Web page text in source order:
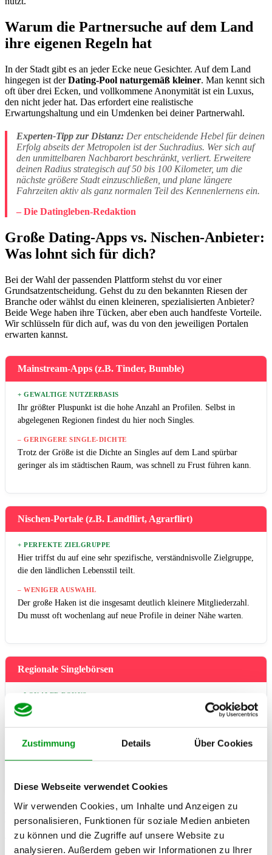
Zustimmung Details Über Cookies
Diese Webseite verwendet Cookies
Wir verwenden Cookies, um Inhalte und Anzeigen zu
personalisieren, Funktionen für soziale Medien anbieten
zu können und die Zugriffe auf unsere Website zu
analysieren. Außerdem geben wir Informationen zu Ihrer
Warum die Partnersuche auf dem Land
ihre eigenen Regeln hat
In der Stadt gibt es an jeder Ecke neue Gesichter. Auf dem Land
hingegen ist derDating-Pool naturgemäß kleiner. Man kennt sich
oft über drei Ecken, und vollkommene Anonymität ist ein Luxus,
den nicht jeder hat. Das erfordert eine realistische
Erwartungshaltung und ein Umdenken bei deiner Partnerwahl.
Experten-Tipp zur Distanz: Der entscheidende Hebel für deinen
Erfolg abseits der Metropolen ist der Suchradius. Wer sich auf
den unmittelbaren Nachbarort beschränkt, verliert. Erweitere
deinen Radius strategisch auf 50 bis 100 Kilometer, um die
nächste größere Stadt einzuschließen, und plane längere
Fahrzeiten aktiv als ganz normalen Teil des Kennenlernens ein.
– Die Datingleben-Redaktion
Große Dating-Apps vs. Nischen-Anbieter:
Was lohnt sich für dich?
Bei der Wahl der passenden Plattform stehst du vor einer
Grundsatzentscheidung. Gehst du zu den bekannten Riesen der
Branche oder wählst du einen kleineren, spezialisierten Anbieter?
Beide Wege haben ihre Tücken, aber eben auch handfeste Vorteile.
Wir schlüsseln für dich auf, was du von den jeweiligen Portalen
erwarten kannst.
Mainstream-Apps (z.B. Tinder, Bumble)
+ GEWALTIGE NUTZERBASIS
Ihr größter Pluspunkt ist die hohe Anzahl an Profilen. Selbst in
abgelegenen Regionen findest du hier noch Singles.
– GERINGERE SINGLE-DICHTE
Trotz der Größe ist die Dichte an Singles auf dem Land spürbar
geringer als im städtischen Raum, was schnell zu Frust führen kann.
Nischen-Portale (z.B. Landflirt, Agrarflirt)
+ PERFEKTE ZIELGRUPPE
Hier triffst du auf eine sehr spezifische, verständnisvolle Zielgruppe,
die den ländlichen Lebensstil teilt.
– WENIGER AUSWAHL
Der große Haken ist die insgesamt deutlich kleinere Mitgliederzahl.
Du musst oft wochenlang auf neue Profile in deiner Nähe warten.
Regionale Singlebörsen
+ LOKALER FOKUS
Diese Anbieter legen den Fokus rein auf lokales Kennenlernen,
– QUALITÄTS-PROBLEME
Die besten Strategien für Mainstream-
Apps abseits der Großstadt